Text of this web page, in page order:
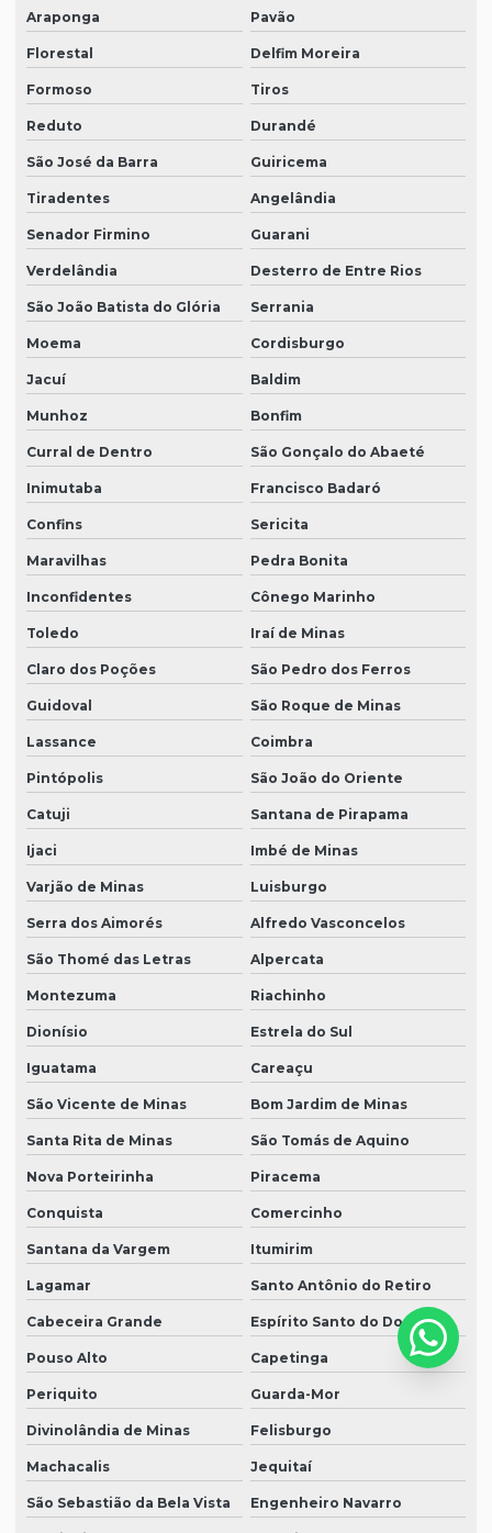
Araponga Pavão
Florestal Delfim Moreira
Formoso Tiros
Reduto Durandé
São José da Barra Guiricema
Tiradentes Angelândia
Senador Firmino Guarani
Verdelândia Desterro de Entre Rios
São João Batista do Glória Serrania
Moema Cordisburgo
Jacuí Baldim
Munhoz Bonfim
Curral de Dentro São Gonçalo do Abaeté
Inimutaba Francisco Badaró
Confins Sericita
Maravilhas Pedra Bonita
Inconfidentes Cônego Marinho
Toledo Iraí de Minas
Claro dos Poções São Pedro dos Ferros
Guidoval São Roque de Minas
Lassance Coimbra
Pintópolis São João do Oriente
Catuji Santana de Pirapama
Ijaci Imbé de Minas
Varjão de Minas Luisburgo
Serra dos Aimorés Alfredo Vasconcelos
São Thomé das Letras Alpercata
Montezuma Riachinho
Dionísio Estrela do Sul
Iguatama Careaçu
São Vicente de Minas Bom Jardim de Minas
Santa Rita de Minas São Tomás de Aquino
Nova Porteirinha Piracema
Conquista Comercinho
Santana da Vargem Itumirim
Lagamar Santo Antônio do Retiro
Cabeceira Grande Espírito Santo do Dourado
Pouso Alto Capetinga
Periquito Guarda-Mor
Divinolândia de Minas Felisburgo
Machacalis Jequitaí
São Sebastião da Bela Vista Engenheiro Navarro